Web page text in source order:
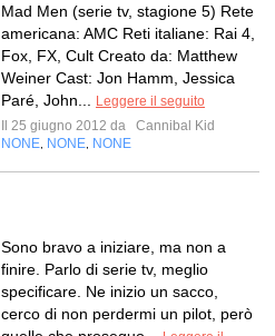
Mad Men (serie tv, stagione 5) Rete
americana: AMC Reti italiane: Rai 4,
Fox, FX, Cult Creato da: Matthew
Weiner Cast: Jon Hamm, Jessica
Paré, John...
Leggere il seguito
Il 25 giugno 2012 da
Cannibal Kid
NONE NONE NONE
Sono bravo a iniziare, ma non a
finire. Parlo di serie tv, meglio
specificare. Ne inizio un sacco,
cerco di non perdermi un pilot, però